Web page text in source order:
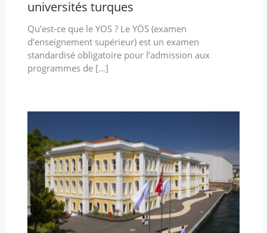
universités turques
Qu’est-ce que le YOS ? Le YÖS (examen
d’enseignement supérieur) est un examen
standardisé obligatoire pour l’admission aux
programmes de […]